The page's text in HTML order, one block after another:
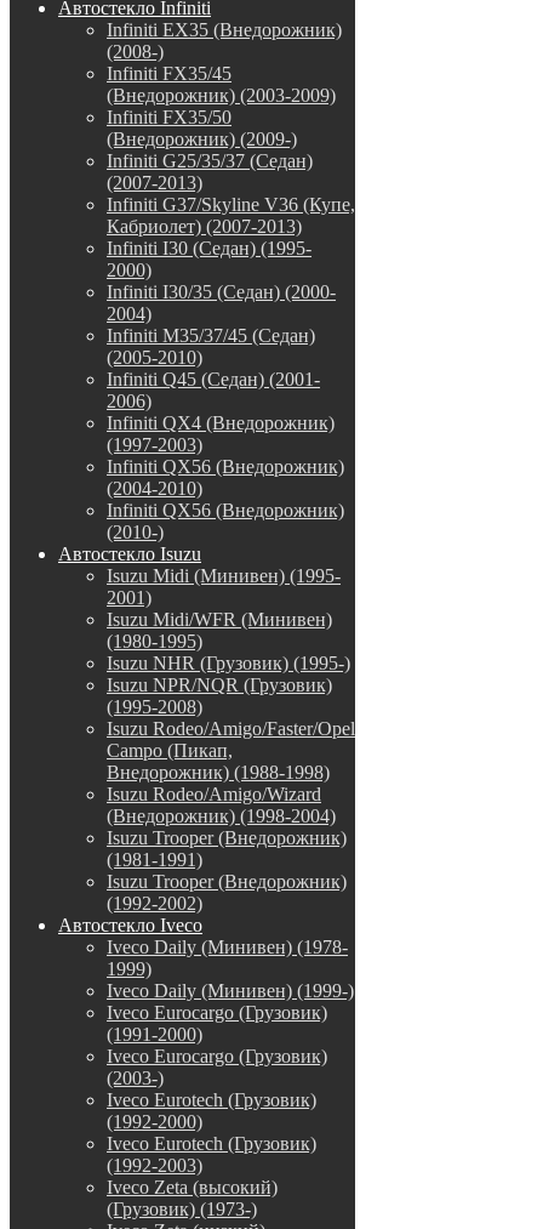
Автостекло Infiniti
Infiniti EX35 (Внедорожник)
(2008-)
Infiniti FX35/45
(Внедорожник) (2003-2009)
Infiniti FX35/50
(Внедорожник) (2009-)
Infiniti G25/35/37 (Седан)
(2007-2013)
Infiniti G37/Skyline V36 (Купе,
Кабриолет) (2007-2013)
Infiniti I30 (Седан) (1995-
2000)
Infiniti I30/35 (Седан) (2000-
2004)
Infiniti M35/37/45 (Седан)
(2005-2010)
Infiniti Q45 (Седан) (2001-
2006)
Infiniti QX4 (Внедорожник)
(1997-2003)
Infiniti QX56 (Внедорожник)
(2004-2010)
Infiniti QX56 (Внедорожник)
(2010-)
Автостекло Isuzu
Isuzu Midi (Минивен) (1995-
2001)
Isuzu Midi/WFR (Минивен)
(1980-1995)
Isuzu NHR (Грузовик) (1995-)
Isuzu NPR/NQR (Грузовик)
(1995-2008)
Isuzu Rodeo/Amigo/Faster/Opel
Campo (Пикап,
Внедорожник) (1988-1998)
Isuzu Rodeo/Amigo/Wizard
(Внедорожник) (1998-2004)
Isuzu Trooper (Внедорожник)
(1981-1991)
Isuzu Trooper (Внедорожник)
(1992-2002)
Автостекло Iveco
Iveco Daily (Минивен) (1978-
1999)
Iveco Daily (Минивен) (1999-)
Iveco Eurocargo (Грузовик)
(1991-2000)
Iveco Eurocargo (Грузовик)
(2003-)
Iveco Eurotech (Грузовик)
(1992-2000)
Iveco Eurotech (Грузовик)
(1992-2003)
Iveco Zeta (высокий)
(Грузовик) (1973-)